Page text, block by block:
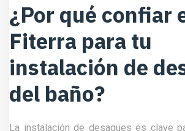
¿Por qué confiar
Fiterra para tu
instalación de
del baño?
La instalación de desagües es clave